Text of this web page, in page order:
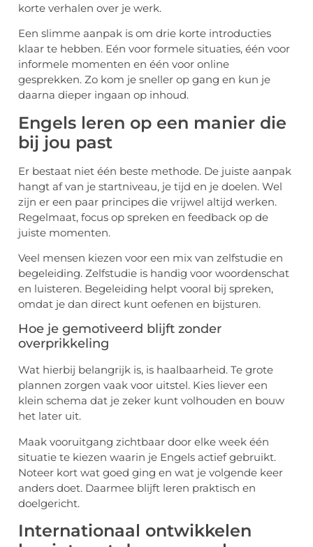
korte verhalen over je werk.
Een slimme aanpak is om drie korte introducties
klaar te hebben. Eén voor formele situaties, één voor
informele momenten en één voor online
gesprekken. Zo kom je sneller op gang en kun je
daarna dieper ingaan op inhoud.
Engels leren op een manier die
bij jou past
Er bestaat niet één beste methode. De juiste aanpak
hangt af van je startniveau, je tijd en je doelen. Wel
zijn er een paar principes die vrijwel altijd werken.
Regelmaat, focus op spreken en feedback op de
juiste momenten.
Veel mensen kiezen voor een mix van zelfstudie en
begeleiding. Zelfstudie is handig voor woordenschat
en luisteren. Begeleiding helpt vooral bij spreken,
omdat je dan direct kunt oefenen en bijsturen.
Hoe je gemotiveerd blijft zonder
overprikkeling
Wat hierbij belangrijk is, is haalbaarheid. Te grote
plannen zorgen vaak voor uitstel. Kies liever een
klein schema dat je zeker kunt volhouden en bouw
het later uit.
Maak vooruitgang zichtbaar door elke week één
situatie te kiezen waarin je Engels actief gebruikt.
Noteer kort wat goed ging en wat je volgende keer
anders doet. Daarmee blijft leren praktisch en
doelgericht.
Internationaal ontwikkelen